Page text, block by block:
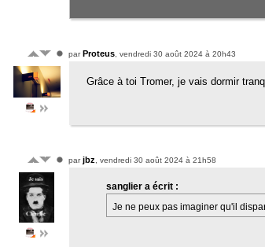
parProteus , vendredi 30 août 2024 à 20h43
Grâce à toi Tromer, je vais dormir
parjbz , vendredi 30 août 2024 à 21h58
sanglier a écrit :
Je ne peux pas imaginer qu'il